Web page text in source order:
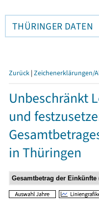
THÜRINGER DATEN
Zurück | Zeichenerklärungen/
Unbeschränkt
und
in Thüringen